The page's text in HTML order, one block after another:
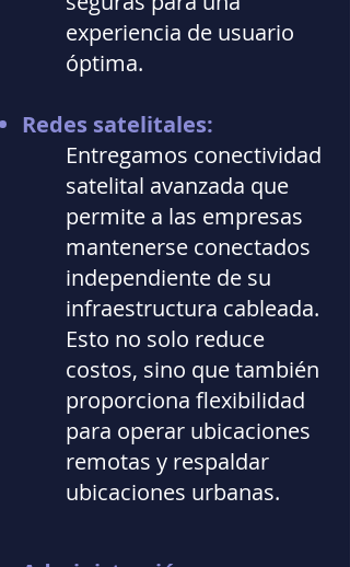
experiencia de usuario
óptima.
Redes satelitales:
Entregamos conectividad
satelital avanzada que
permite a las empresas
mantenerse conectados
independiente de su
infraestructura cableada.
Esto no solo reduce
costos, sino que también
proporciona flexibilidad
para operar ubicaciones
remotas y respaldar
ubicaciones urbanas.